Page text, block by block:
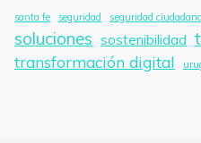
santa fe seguridad seguridad ciudadana
soluciones sostenibilidad
transformación digital